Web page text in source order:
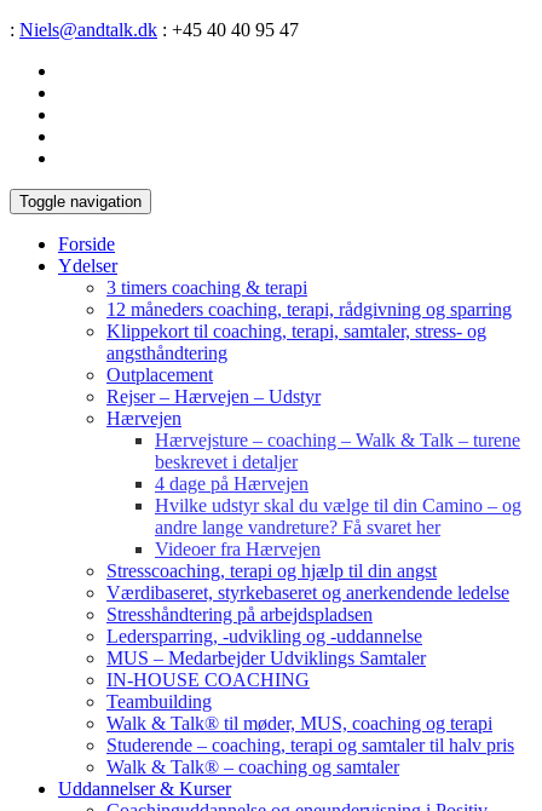
: Niels@andtalk.dk : +45 40 40 95 47
Toggle navigation
Forside
Ydelser
3 timers coaching & terapi
12 måneders coaching, terapi, rådgivning og sparring
Klippekort til coaching, terapi, samtaler, stress- og
angsthåndtering
Outplacement
Rejser – Hærvejen – Udstyr
Hærvejen
Hærvejsture – coaching – Walk & Talk – turene
beskrevet i detaljer
4 dage på Hærvejen
Hvilke udstyr skal du vælge til din Camino – og
andre lange vandreture? Få svaret her
Videoer fra Hærvejen
Stresscoaching, terapi og hjælp til din angst
Værdibaseret, styrkebaseret og anerkendende ledelse
Stresshåndtering på arbejdspladsen
Ledersparring, -udvikling og -uddannelse
MUS – Medarbejder Udviklings Samtaler
IN-HOUSE COACHING
Teambuilding
Walk & Talk® til møder, MUS, coaching og terapi
Studerende – coaching, terapi og samtaler til halv pris
Walk & Talk® – coaching og samtaler
Uddannelser & Kurser